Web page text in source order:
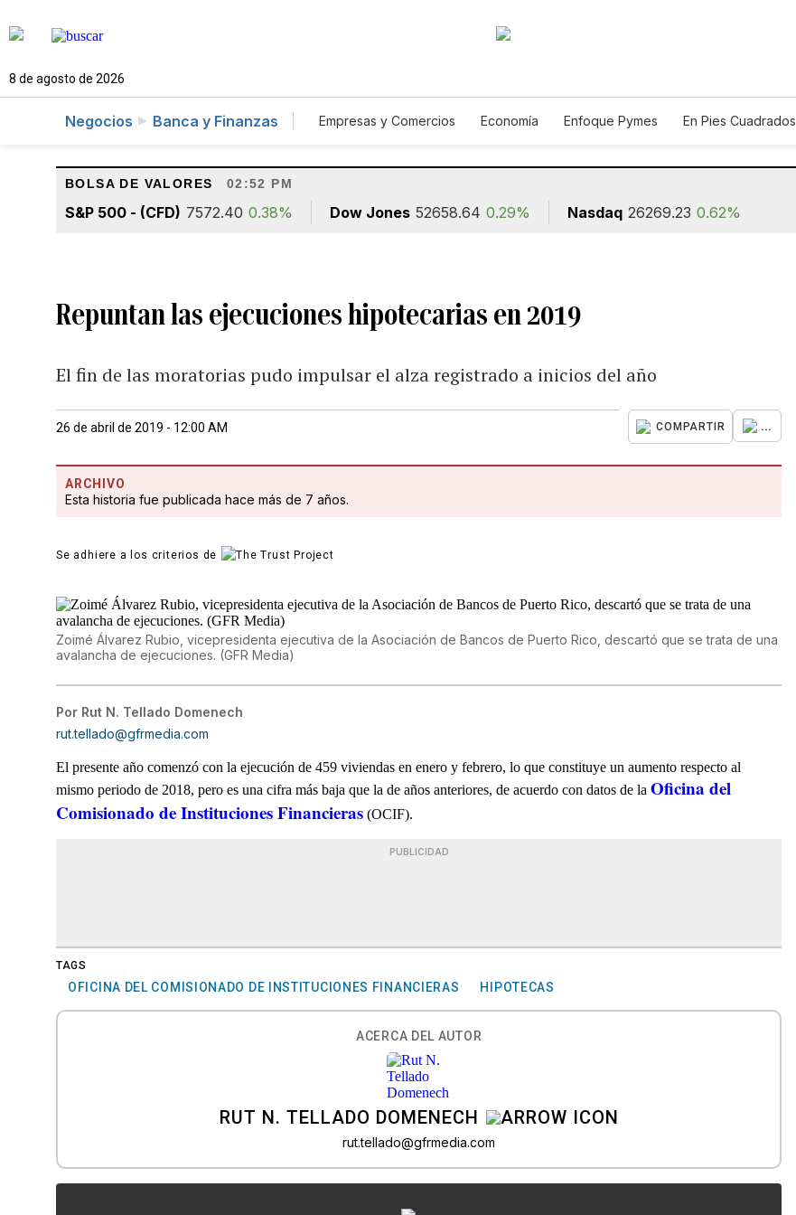
8 de agosto de 2026
Negocios Banca y Finanzas Empresas y Comercios Economía Enfoque Pymes En Pies Cuadrados
BOLSA DE VALORES 02:52 PM
S&P 500 - (CFD) 7572.40 0.38% Dow Jones 52658.64 0.29% Nasdaq 26269.23 0.62%
Repuntan las ejecuciones hipotecarias en 2019
El fin de las moratorias pudo impulsar el alza registrado a inicios del año
26 de abril de 2019 - 12:00 AM COMPARTIR ...
ARCHIVO
Esta historia fue publicada hace más de 7 años.
Se adhiere a los criterios de
Zoimé Álvarez Rubio, vicepresidenta ejecutiva de la Asociación de Bancos de Puerto Rico, descartó que se trata de una
avalancha de ejecuciones. (GFR Media)
Por Rut N. Tellado Domenech
rut.tellado@gfrmedia.com
El presente año comenzó con la ejecución de 459 viviendas en enero y febrero, lo que constituye un aumento respecto al
mismo periodo de 2018, pero es una cifra más baja que la de años anteriores, de acuerdo con datos de laOficina del
Comisionado de Instituciones Financieras (OCIF).
PUBLICIDAD
TAGS
OFICINA DEL COMISIONADO DE INSTITUCIONES FINANCIERAS HIPOTECAS
ACERCA DEL AUTOR
RUT N. TELLADO DOMENECH
rut.tellado@gfrmedia.com